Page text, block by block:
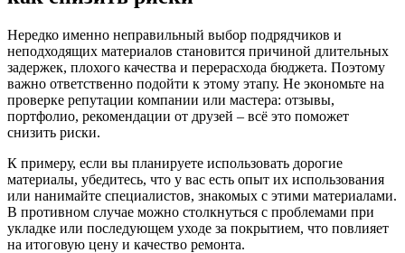
Нередко именно неправильный выбор подрядчиков и
неподходящих материалов становится причиной длительных
задержек, плохого качества и перерасхода бюджета. Поэтому
важно ответственно подойти к этому этапу. Не экономьте на
проверке репутации компании или мастера: отзывы,
портфолио, рекомендации от друзей – всё это поможет
снизить риски.
К примеру, если вы планируете использовать дорогие
материалы, убедитесь, что у вас есть опыт их использования
или нанимайте специалистов, знакомых с этими материалами.
В противном случае можно столкнуться с проблемами при
укладке или последующем уходе за покрытием, что повлияет
на итоговую цену и качество ремонта.